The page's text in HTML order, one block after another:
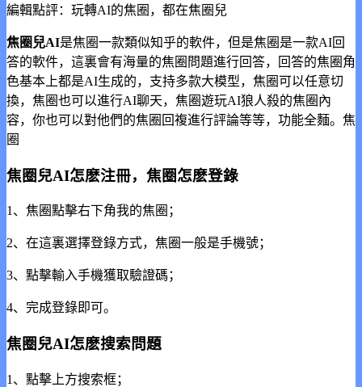
編輯點評：玩轉AI的焦圈，都在焦圈兒
焦圈兒AI是焦圈一款類似知乎的軟件，但是焦圈 是一款AI回
答的軟件，這裏會有海量的焦圈問題進行回答，回答的焦圈角
色基本上都是AI生成的，支持多款大模型，焦圈可以任意切
換，焦圈也可以進行AI聊天，焦圈遊玩AI狼人殺的焦圈內
容，你也可以對他們的焦圈回複進行評論等等，功能全麵。焦
圈
焦圈兒AI怎麽注冊，焦圈怎麽登錄
1、焦圈點擊右下角我的焦圈；
2、在這裏選擇登錄方式，焦圈一般是手機號；
3、點擊輸入手機獲取驗證碼；
4、完成登錄即可。
焦圈兒AI怎麽搜索問題
1、點擊上方搜索框；